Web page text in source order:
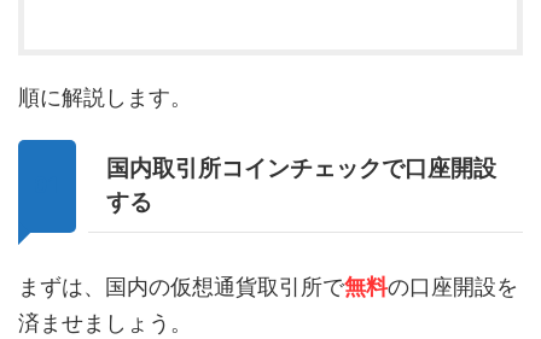
順に解説します。
国内取引所コインチェックで口座開設
する
まずは、国内の仮想通貨取引所で無料の口座開設を
済ませましょう。